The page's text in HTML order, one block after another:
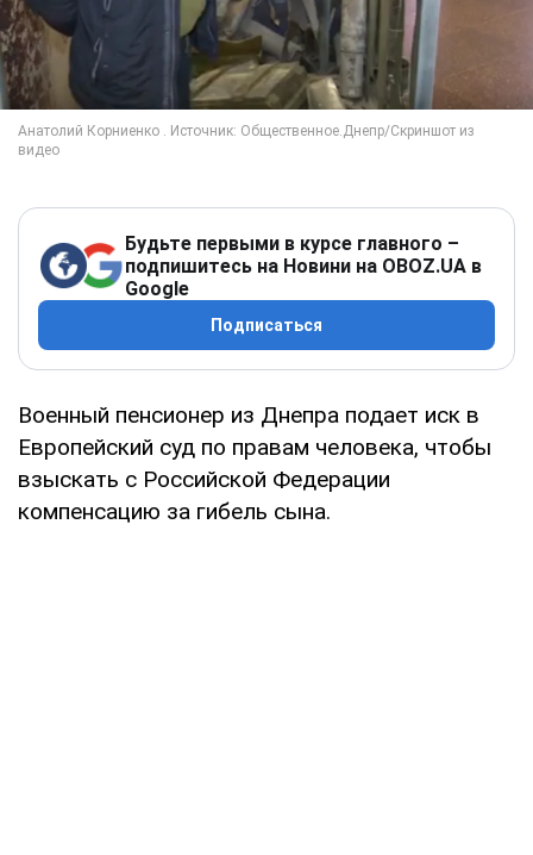
Будьте первыми в курсе главного –
подпишитесь на Новини на OBOZ.UA в
Google
Подписаться
Военный пенсионер из Днепра подает иск в
Европейский суд по правам человека, чтобы
взыскать с Российской Федерации
компенсацию за гибель сына.